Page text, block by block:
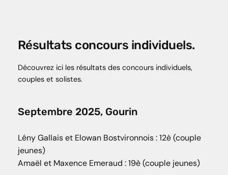
Résultats concours individuels.
Découvrez ici les résultats des concours individuels,
couples et solistes.
Septembre 2025, Gourin
Lény Gallais et Elowan Bostvironnois : 12è (couple
jeunes)
Amaël et Maxence Emeraud : 19è (couple jeunes)